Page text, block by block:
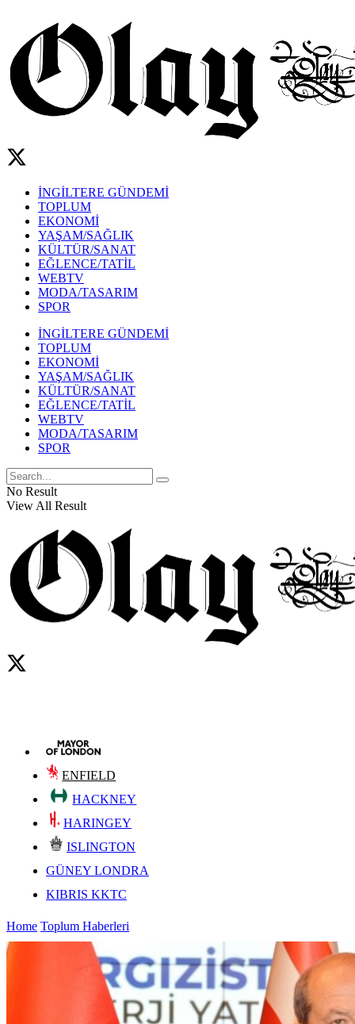
İNGİLTERE GÜNDEMİ
TOPLUM
EKONOMİ
YAŞAM/SAĞLIK
KÜLTÜR/SANAT
EĞLENCE/TATİL
WEBTV
MODA/TASARIM
SPOR
İNGİLTERE GÜNDEMİ
TOPLUM
EKONOMİ
YAŞAM/SAĞLIK
KÜLTÜR/SANAT
EĞLENCE/TATİL
WEBTV
MODA/TASARIM
SPOR
No Result
View All Result
ENFIELD
HACKNEY
HARINGEY
ISLINGTON
GÜNEY LONDRA
KIBRIS KKTC
Home Toplum Haberleri